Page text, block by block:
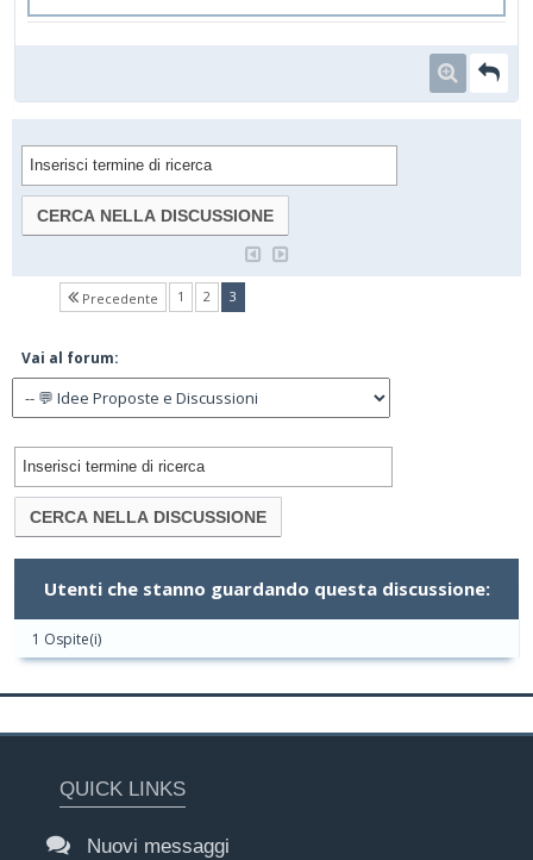
Precedente 1 2 3(current)
Vai al forum:
Utenti che stanno guardando questa discussione:
1 Ospite(i)
QUICK LINKS
Nuovi messaggi